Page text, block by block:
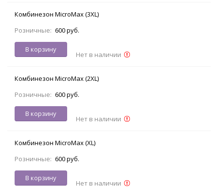
Комбинезон MicroMax (3XL)
Розничные: 600 руб.
В корзину
Нет в наличии
Комбинезон MicroMax (2XL)
Розничные: 600 руб.
В корзину
Нет в наличии
Комбинезон MicroMax (XL)
Розничные: 600 руб.
В корзину
Нет в наличии